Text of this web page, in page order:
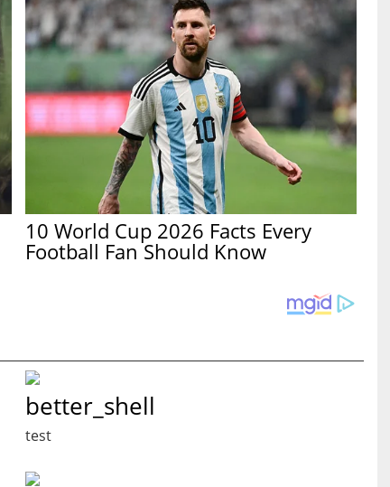
10 World Cup 2026 Facts Every
Football Fan Should Know
better_shell
test